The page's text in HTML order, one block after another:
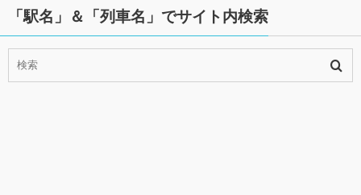
「駅名」＆「列車名」でサイト内検索